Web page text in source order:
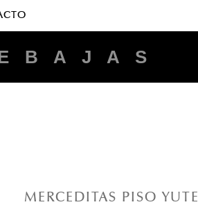
B A J A S
MERCEDITAS PISO YUTE